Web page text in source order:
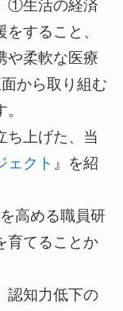
①生活の経済
すること、
や柔軟な医療
から取り組む
ち上げた、当
ェクト 』を紹
高める職員研
育てることか
認知力低下の